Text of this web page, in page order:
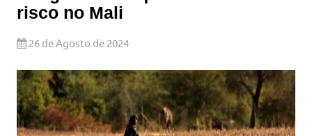
risco no Mali
26 de Agosto de 2024